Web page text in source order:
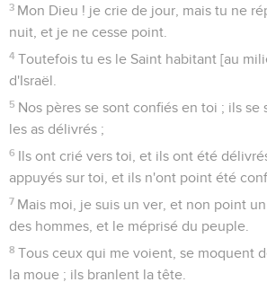
3 Mon Dieu ! je crie de jour, mais tu ne
nuit, et je ne cesse point.
4 Toutefois tu es le Saint habitant [au
d'Israël.
5 Nos pères se sont confiés en toi ; ils se
les as délivrés ;
6 Ils ont crié vers toi, et ils ont été
appuyés sur toi, et ils n'ont point été
7 Mais moi, je suis un ver, et non point
des hommes, et le méprisé du peuple.
8 Tous ceux qui me voient, se moquent
la moue ; ils branlent la tête.